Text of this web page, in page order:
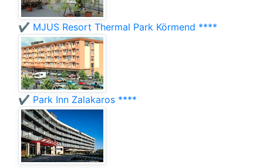
✔️ MJUS Resort Thermal Park Körmend ****
✔️ Park Inn Zalakaros ****